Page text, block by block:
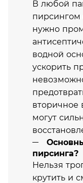
В любой
пирсингом
нужно
водной
ускорить
вторичное
могут
пирсинга?
Нельзя
крутить и